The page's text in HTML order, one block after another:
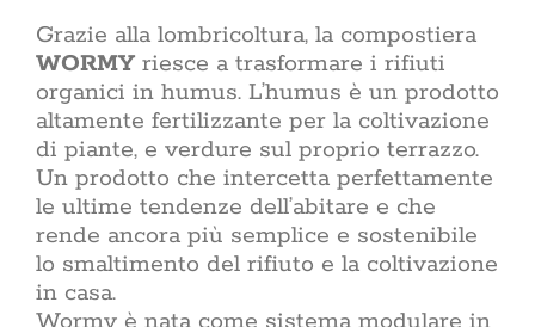
Grazie alla lombricoltura, la compostiera
WORMY riesce a trasformare i rifiuti
organici in humus. L’humus è un prodotto
altamente fertilizzante per la coltivazione
di piante, e verdure sul proprio terrazzo.
Un prodotto che intercetta perfettamente
le ultime tendenze dell’abitare e che
rende ancora più semplice e sostenibile
lo smaltimento del rifiuto e la coltivazione
in casa.